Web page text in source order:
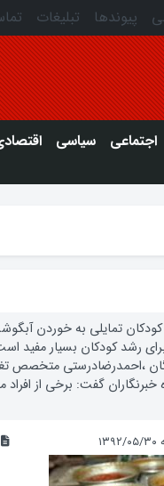
پیوندها تبلیغات
اجتماعی سیاسی
كودكان تمايلي به خوردن
رشد كودكان بسيار مفيد
،احمدرضادرستي متخصص
خبرنگاران گفت: برخي از